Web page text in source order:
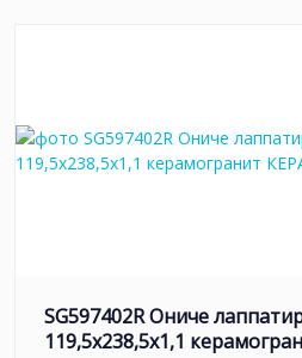
SG597402R Ониче
119,5x238,5x1,1